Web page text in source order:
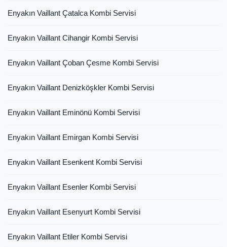
Enyakın Vaillant Çatalca Kombi Servisi
Enyakın Vaillant Cihangir Kombi Servisi
Enyakın Vaillant Çoban Çesme Kombi Servisi
Enyakın Vaillant Denizköşkler Kombi Servisi
Enyakın Vaillant Eminönü Kombi Servisi
Enyakın Vaillant Emirgan Kombi Servisi
Enyakın Vaillant Esenkent Kombi Servisi
Enyakın Vaillant Esenler Kombi Servisi
Enyakın Vaillant Esenyurt Kombi Servisi
Enyakın Vaillant Etiler Kombi Servisi